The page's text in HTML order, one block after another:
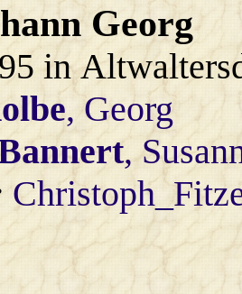
Georg
in
, Georg
,